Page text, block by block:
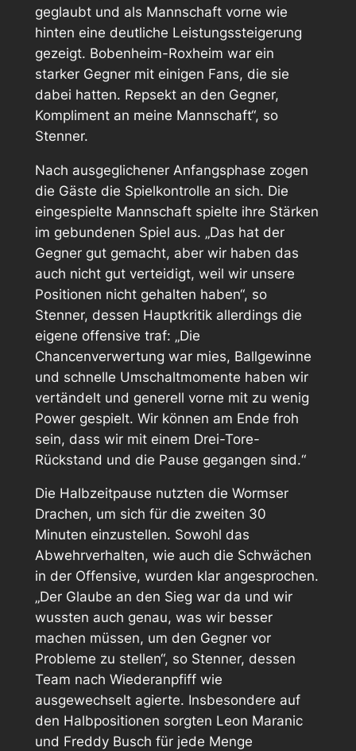
geglaubt und als Mannschaft vorne wie
hinten eine deutliche Leistungssteigerung
gezeigt. Bobenheim-Roxheim war ein
starker Gegner mit einigen Fans, die sie
dabei hatten. Repsekt an den Gegner,
Kompliment an meine Mannschaft“, so
Stenner.
Nach ausgeglichener Anfangsphase zogen
die Gäste die Spielkontrolle an sich. Die
eingespielte Mannschaft spielte ihre Stärken
im gebundenen Spiel aus. „Das hat der
Gegner gut gemacht, aber wir haben das
auch nicht gut verteidigt, weil wir unsere
Positionen nicht gehalten haben“, so
Stenner, dessen Hauptkritik allerdings die
eigene offensive traf: „Die
Chancenverwertung war mies, Ballgewinne
und schnelle Umschaltmomente haben wir
vertändelt und generell vorne mit zu wenig
Power gespielt. Wir können am Ende froh
sein, dass wir mit einem Drei-Tore-
Rückstand und die Pause gegangen sind.“
Die Halbzeitpause nutzten die Wormser
Drachen, um sich für die zweiten 30
Minuten einzustellen. Sowohl das
Abwehrverhalten, wie auch die Schwächen
in der Offensive, wurden klar angesprochen.
„Der Glaube an den Sieg war da und wir
wussten auch genau, was wir besser
machen müssen, um den Gegner vor
Probleme zu stellen“, so Stenner, dessen
Team nach Wiederanpfiff wie
ausgewechselt agierte. Insbesondere auf
den Halbpositionen sorgten Leon Maranic
und Freddy Busch für jede Menge